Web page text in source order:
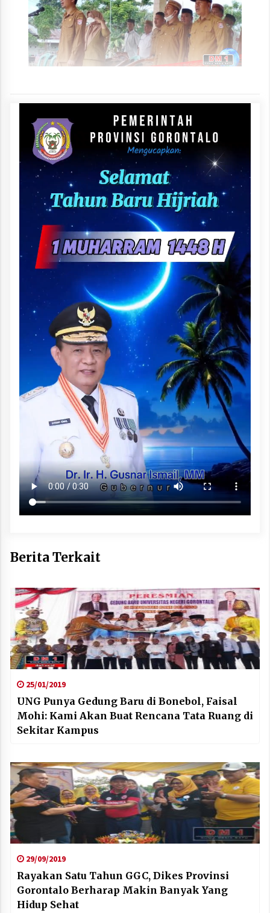
Berita Terkait
25/01/2019
UNG Punya Gedung Baru di Bonebol, Faisal
Mohi: Kami Akan Buat Rencana Tata Ruang di
Sekitar Kampus
29/09/2019
Rayakan Satu Tahun GGC, Dikes Provinsi
Gorontalo Berharap Makin Banyak Yang
Hidup Sehat